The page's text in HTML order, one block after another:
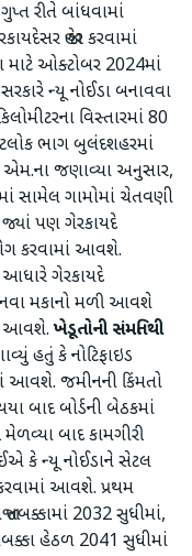
રીતે બાંધવામાં
જાહેર કરવામાં
ઓક્ટોબર 2024માં
ન્યૂ નોઈડા બનાવવા
વિસ્તારમાં 80
ભાગ બુલંદશહરમાં
જણાવ્યા અનુસાર,
સામેલ ગામોમાં ચેતવણી
પણ ગેરકાયદે
કરવામાં આવશે.
ગેરકાયદે
મકાનો મળી આવશે
આવશે.ખેડૂતોની સંમતિથી
હતું કે નોટિફાઇડ
આવશે. જમીનની કિંમતો
બાદ બોર્ડની બેઠકમાં
બાદ કામગીરી
કે ન્યૂ નોઈડાને સેટલ
આવશે. પ્રથમ
તબક્કામાં 2032 સુધીમાં,
હેઠળ 2041 સુધીમાં